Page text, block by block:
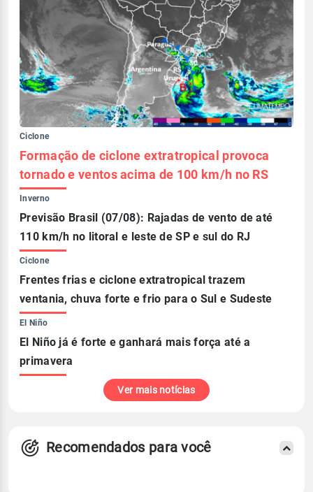
Ciclone
Formação de ciclone extratropical provoca
tornado e ventos acima de 100 km/h no RS
Inverno
Previsão Brasil (07/08): Rajadas de vento de até
110 km/h no litoral e leste de SP e sul do RJ
Ciclone
Frentes frias e ciclone extratropical trazem
ventania, chuva forte e frio para o Sul e Sudeste
El Niño
El Niño já é forte e ganhará mais força até a
primavera
Ver mais notícias
Recomendados para você